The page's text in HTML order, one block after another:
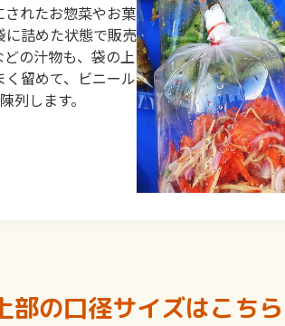
れたお惣菜やお菓
詰めた状態で販売
の汁物も、袋の上
留めて、ビニール
列します。
部の口径サイズはこちら